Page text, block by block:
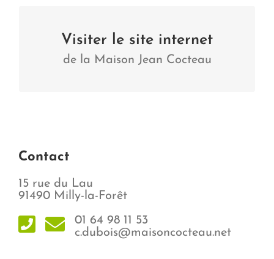
Visiter le site internet
de la Maison Jean Cocteau
Maison Jean Cocteau
Visiter
Contact
15 rue du Lau
91490 Milly-la-Forêt
01 64 98 11 53
c.dubois@maisoncocteau.net